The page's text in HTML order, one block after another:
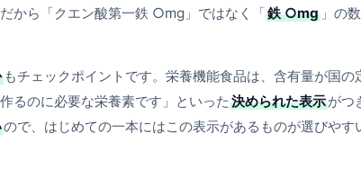
から「クエン酸第一鉄 ○mg」ではなく「鉄 ○mg 」の
もチェックポイントです。栄養機能食品は、含有量が国の
るのに必要な栄養素です」といった 決められた表示がつ
ので、はじめての一本にはこの表示があるものが選びやす